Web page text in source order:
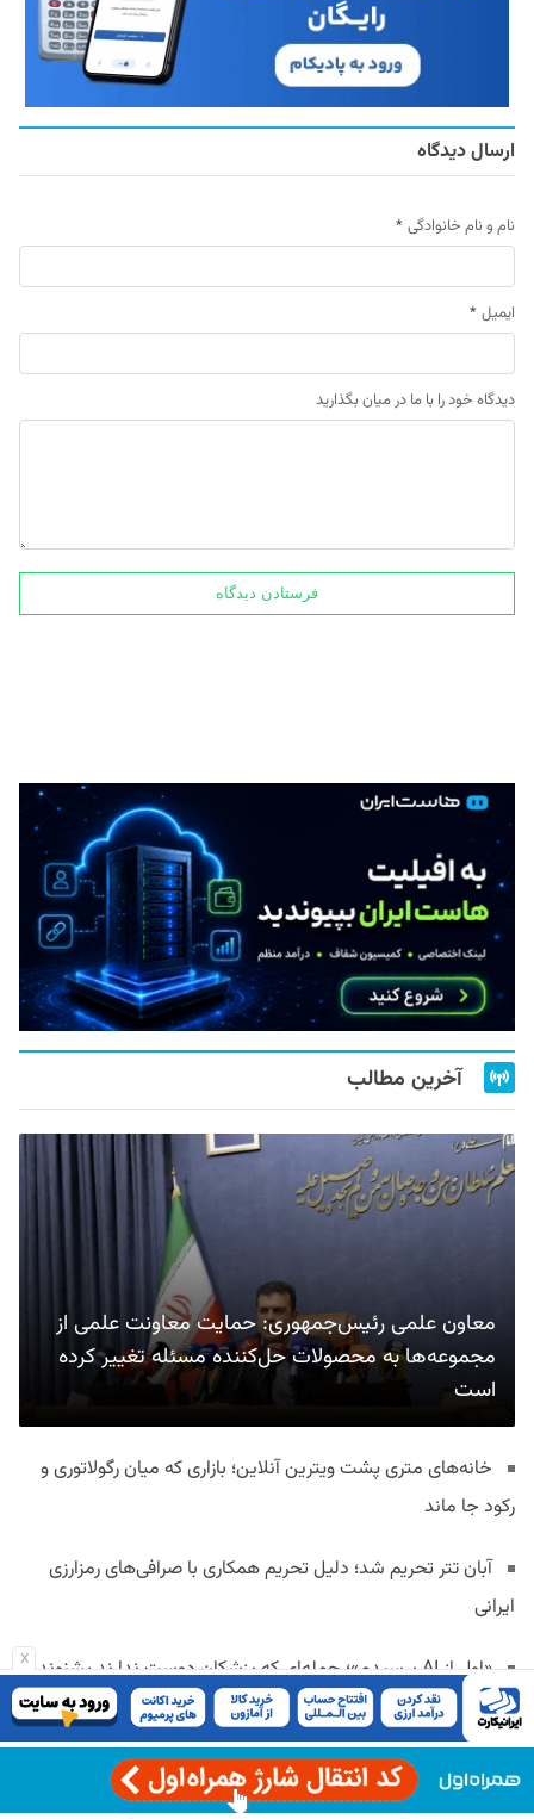
x
ارسال دیدگاه
نام و نام خانوادگی *
ایمیل *
دیدگاه خود را با ما در میان بگذارید
آخرین مطالب
معاون علمی رئیس‌جمهوری: حمایت معاونت علمی از
مجموعه‌ها به محصولات حل‌کننده مسئله تغییر کرده
است
خانه‌های متری پشت ویترین آنلاین؛ بازاری که میان رگولاتوری و
رکود جا ماند
آبان تتر تحریم شد؛ دلیل تحریم همکاری با صرافی‌های رمزارزی
ایرانی
«اول از AI پرسیدم»؛ جمله‌ای که پزشکان دوست ندارند بشنوند
رگولاتوری: حجم بسته‌های اینترنتی کاهش نیافته است